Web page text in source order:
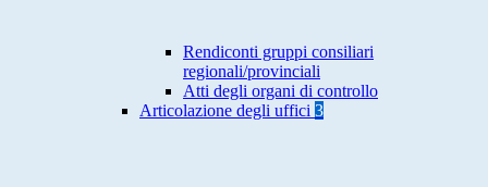
Rendiconti gruppi consiliari
regionali/provinciali
Atti degli organi di controllo
Articolazione degli uffici 3